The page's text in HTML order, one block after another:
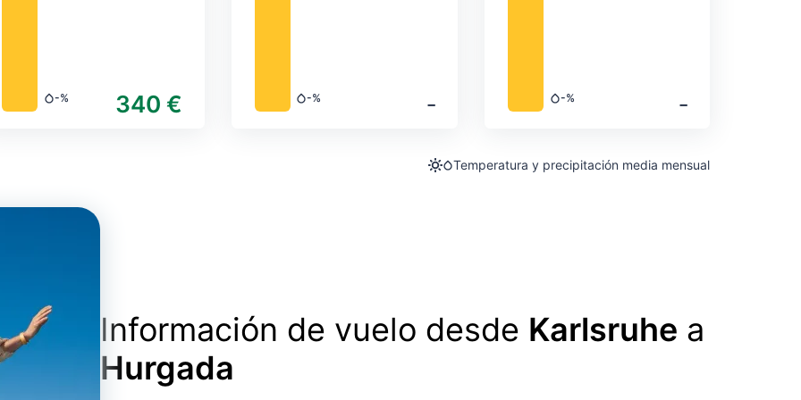
340 €
Precipitación
-% ‐
Precipitación
-% ‐
Precipitación
-%
Temperatura y precipitación media mensual
Información de vuelo desde Karlsruhe a
Hurgada